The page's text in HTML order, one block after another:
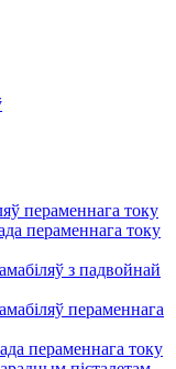
пераменнага току
пераменнага току
з падвойнай
пераменнага
пераменнага току